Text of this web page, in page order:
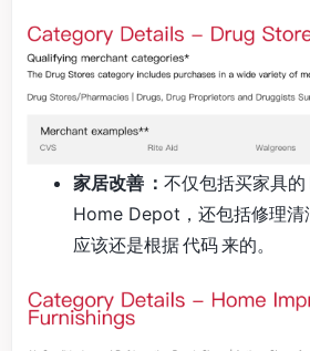
家居改善 ： 不仅包括买家具的
Home Depot，还包括修理清
应该还是根据 代码 来的。